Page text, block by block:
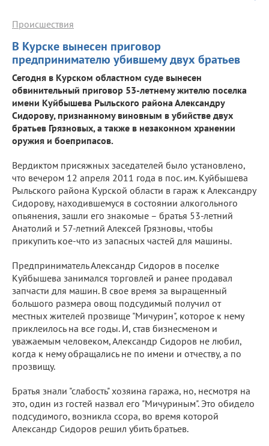
В Курске вынесен приговор
предпринимателю убившему двух братьев
Происшествия
Сегодня в Курском областном суде вынесен
обвинительный приговор 53-летнему жителю поселка
имени Куйбышева Рыльского района Александру
Сидорову, признанному виновным в убийстве двух
братьев Грязновых, а также в незаконном хранении
оружия и боеприпасов.
Вердиктом присяжных заседателей было установлено,
что вечером 12 апреля 2011 года в пос. им. Куйбышева
Рыльского района Курской области в гараж к Александру
Сидорову, находившемуся в состоянии алкогольного
опьянения, зашли его знакомые – братья 53-летний
Анатолий и 57-летний Алексей Грязновы, чтобы
прикупить кое-что из запасных частей для машины.
Предприниматель Александр Сидоров в поселке
Куйбышева занимался торговлей и ранее продавал
запчасти для машин. В свое время за выращенный
большого размера овощ подсудимый получил от
местных жителей прозвище "Мичурин", которое к нему
приклеилось на все годы. И, став бизнесменом и
уважаемым человеком, Александр Сидоров не любил,
когда к нему обращались не по имени и отчеству, а по
прозвищу.
Братья знали "слабость" хозяина гаража, но, несмотря на
это, один из гостей назвал его "Мичуриным". Это обидело
подсудимого, возникла ссора, во время которой
Александр Сидоров решил убить братьев.